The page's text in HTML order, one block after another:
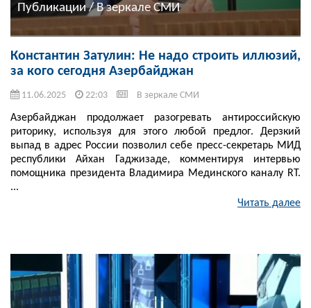
Публикации / В зеркале СМИ
Константин Затулин: Не надо строить иллюзий,
за кого сегодня Азербайджан
11.06.2025 22:03 В зеркале СМИ
Азербайджан продолжает разогревать антироссийскую
риторику, используя для этого любой предлог. Дерзкий
выпад в адрес России позволил себе пресс-секретарь МИД
республики Айхан Гаджизаде, комментируя интервью
помощника президента Владимира Мединского каналу RT.
...
Читать далее